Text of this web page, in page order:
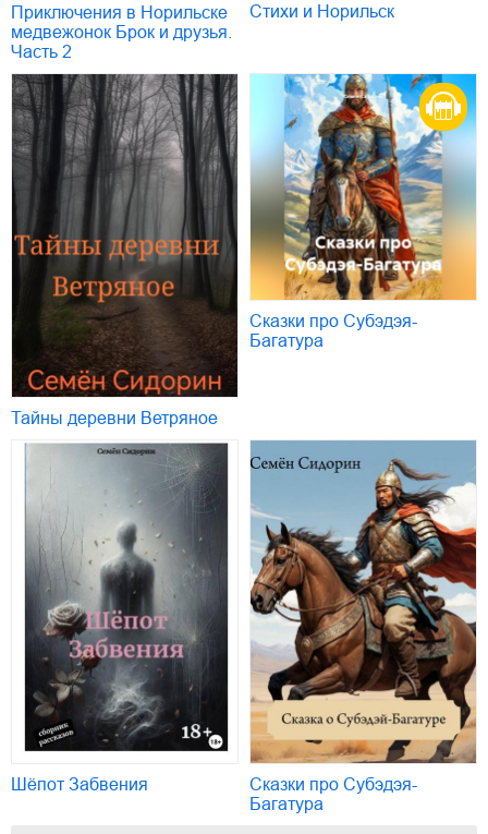
Приключения в Норильске
медвежонок Брок и друзья.
Часть 2
Стихи и Норильск
Тайны деревни Ветряное
Сказки про Субэдэя-
Багатура
Шёпот Забвения
Сказки про Субэдэя-
Багатура